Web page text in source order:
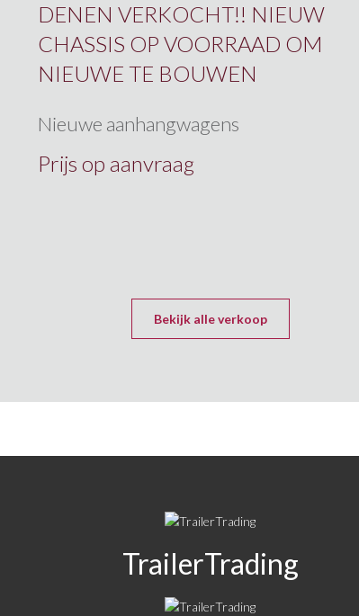
DENEN VERKOCHT!! NIEUW
CHASSIS OP VOORRAAD OM
NIEUWE TE BOUWEN
Nieuwe aanhangwagens
Prijs op aanvraag
Bekijk alle verkoop
TrailerTrading